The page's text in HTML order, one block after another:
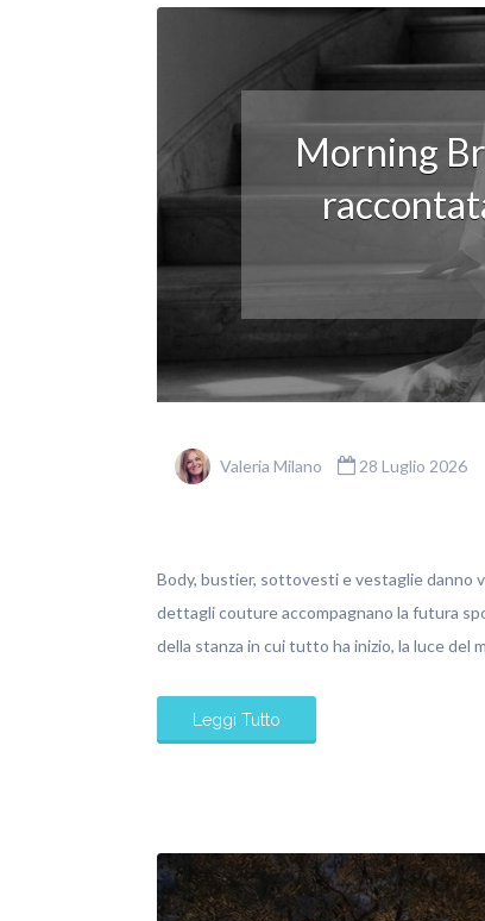
Morning
Valeria Milano 28 Luglio 2026
Body, bustier, sottovesti e vestaglie danno
dettagli couture accompagnano la futura
della stanza in cui tutto ha inizio, la luce
Leggi Tutto